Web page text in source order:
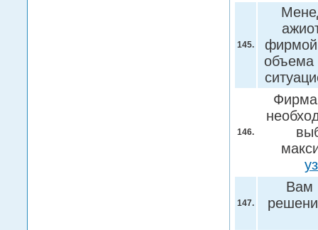
145.
объема
146.
Фирма
147.
Вам